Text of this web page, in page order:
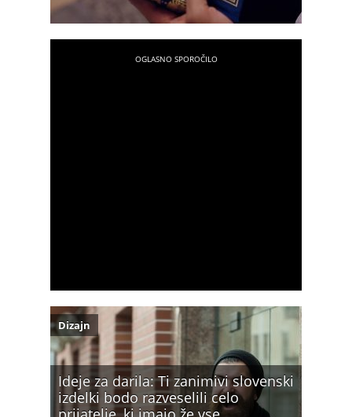
Ideje za darila: Ti zanimivi slovenski
izdelki bodo razveselili celo
Dizajn